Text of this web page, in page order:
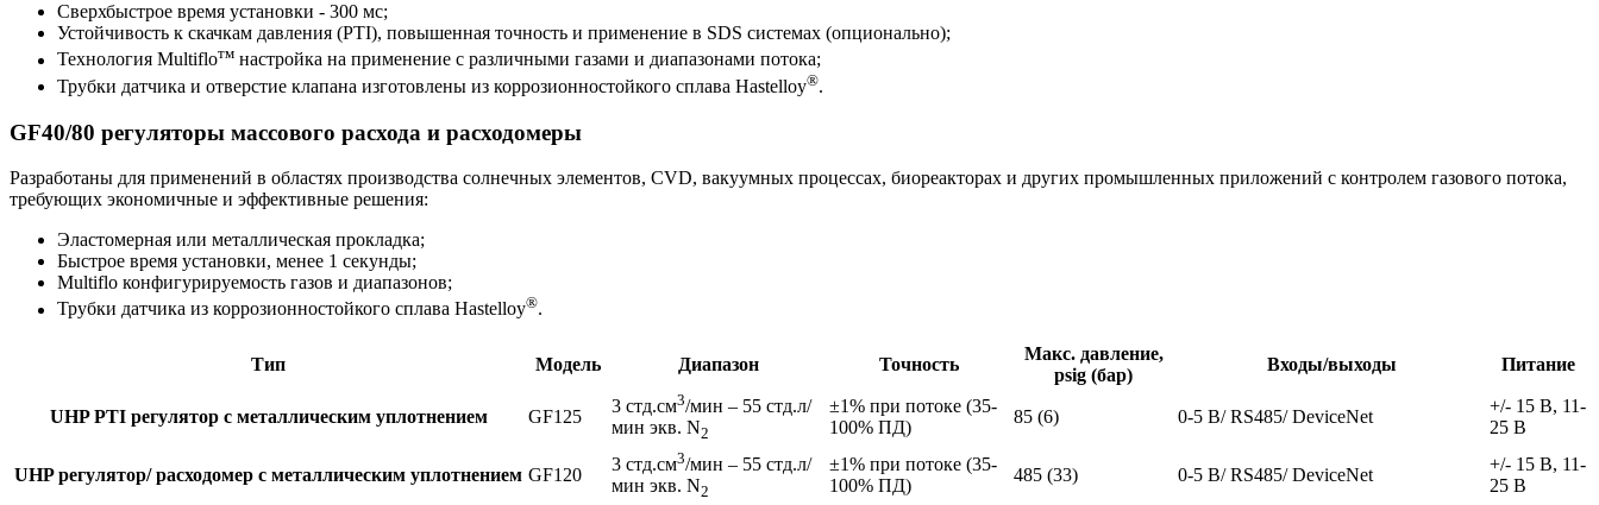
Сверхбыстрое время установки - 300 мс;
Устойчивость к скачкам давления (PTI), повышенная точность и применение в SDS системах (опционально);
Технология Multifloтм настройка на применение с различными газами и диапазонами потока;
Трубки датчика и отверстие клапана изготовлены из коррозионностойкого сплава Hastelloy®.
GF40/80 регуляторы массового расхода и расходомеры
Разработаны для применений в областях производства солнечных элементов, CVD, вакуумных процессах, биореакторах и других промышленных приложений с контролем газового потока,
требующих экономичные и эффективные решения:
Эластомерная или металлическая прокладка;
Быстрое время установки, менее 1 секунды;
Multiflo конфигурируемость газов и диапазонов;
Трубки датчика из коррозионностойкого сплава Hastelloy®.
Тип Модель Диапазон Точность
Макс. давление,
psig (бар)
Входы/выходы Питание
UHP PTI регулятор с металлическим уплотнением GF125
3 стд.см3/мин – 55 стд.л/
мин экв. N2
±1% при потоке (35-
100% ПД)
85 (6) 0-5 В/ RS485/ DeviceNet
+/- 15 В, 11-
25 В
UHP регулятор/ расходомер с металлическим уплотнением GF120
3 стд.см3/мин – 55 стд.л/
мин экв. N2
±1% при потоке (35-
100% ПД)
485 (33) 0-5 В/ RS485/ DeviceNet
+/- 15 В, 11-
25 В